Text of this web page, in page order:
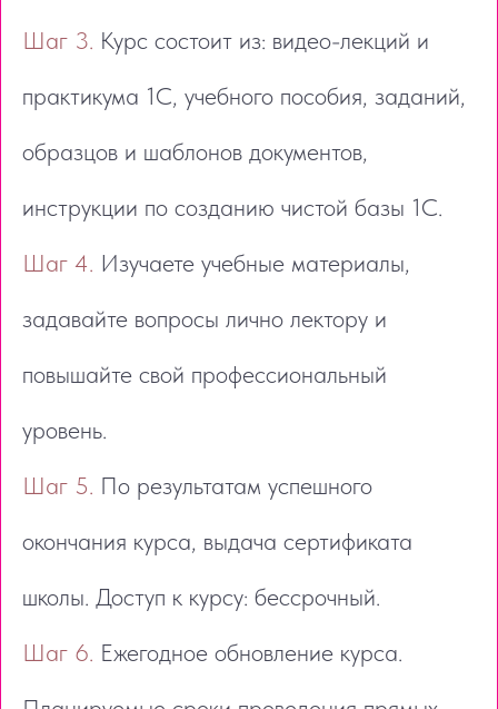
Шаг 3. Курс состоит из: видео-лекций и
практикума 1С, учебного пособия, заданий,
образцов и шаблонов документов,
инструкции по созданию чистой базы 1С.
Шаг 4. Изучаете учебные материалы,
задавайте вопросы лично лектору и
повышайте свой профессиональный
уровень.
Шаг 5. По результатам успешного
окончания курса, выдача сертификата
школы. Доступ к курсу: бессрочный.
Шаг 6. Ежегодное обновление курса.